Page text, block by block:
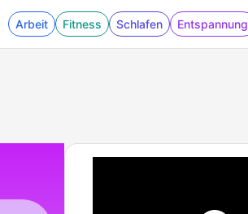
Arbeit Fitness Schlafen Entspannung